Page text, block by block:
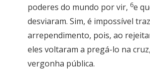
poderes do mundo por vir, 6e
desviaram. Sim, é impossível
arrependimento, pois, ao
eles voltaram a pregá-lo na
vergonha pública.